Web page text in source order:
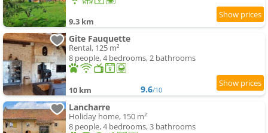
9.3 km
Gite Fauquette
Rental, 125 m²
8 people, 4 bedrooms, 2 bathrooms
10 km 9.6/10
Lancharre
Holiday home, 150 m²
8 people, 4 bedrooms, 3 bathrooms